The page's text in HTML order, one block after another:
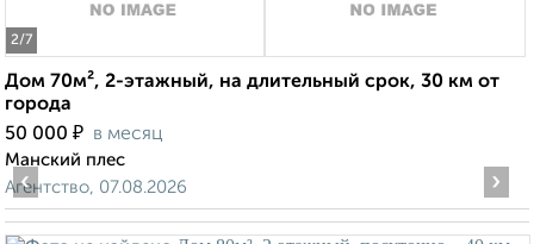
2/7
Дом 70м², 2-этажный, на длительный срок, 30 км от
города
50 000 ₽ в месяц
Манский плес
Агентство, 07.08.2026
‹ ›